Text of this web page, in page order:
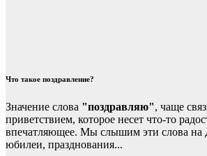
Что такое поздравление?
Значение слова "поздравляю", чаще
приветствием, которое несет что-то
впечатляющее. Мы слышим эти слова на
юбилеи, празднования...